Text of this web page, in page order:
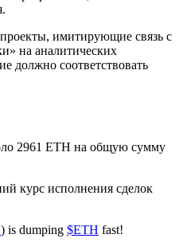
имитирующие связь с
на аналитических
должно соответствовать
2961 ETH на общую сумму
курс исполнения сделок
) is dumping $ETH fast!